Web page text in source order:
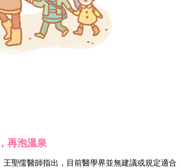
再泡溫泉
聖儒醫師指出，目前醫學界並無建議或規定適合